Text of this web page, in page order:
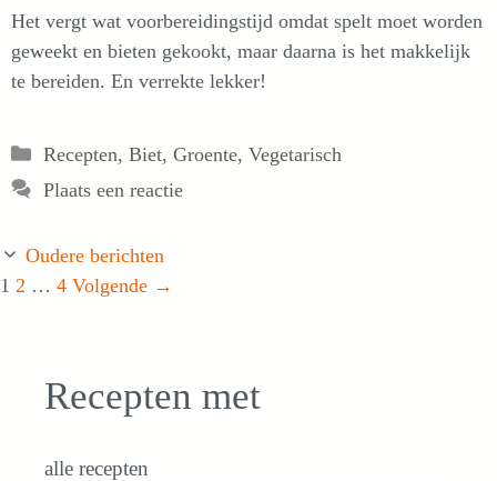
Het vergt wat voorbereidingstijd omdat spelt moet worden
geweekt en bieten gekookt, maar daarna is het makkelijk
te bereiden. En verrekte lekker!
Categorieën
Recepten, Biet, Groente, Vegetarisch
Plaats een reactie
Oudere berichten
Pagina
1 Pagina
2 … Pagina
4 Volgende →
Recepten met
alle recepten